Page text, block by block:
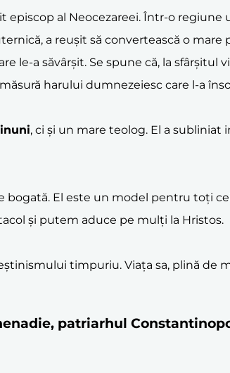
episcop al Neocezareei. Într-o
a reușit să convertească o
le-a săvârșit. Se spune că, la sfârșitul
harului dumnezeiesc care l-a
, ci și un mare teolog. El a
El este un model pentru toți
și putem aduce pe mulți la Hristos.
timpuriu. Viața sa, plină de
patriarhul